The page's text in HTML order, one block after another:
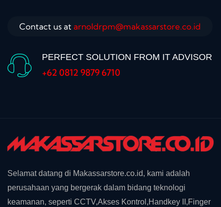
Contact us at arnoldrpm@makassarstore.co.id
PERFECT SOLUTION FROM IT ADVISOR
+62 0812 9879 6710
Selamat datang di Makassarstore.co.id, kami adalah
perusahaan yang bergerak dalam bidang teknologi
keamanan, seperti CCTV,Akses Kontrol,Handkey II,Finger